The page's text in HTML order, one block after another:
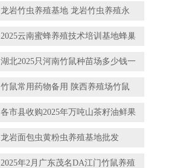
龙岩竹虫养殖基地 龙岩竹虫养殖永
2025云南蜜蜂养殖技术培训基地蜂巢
湖北2025只河南竹鼠种苗场多少钱一
竹鼠常用药物备用 陕西养殖场竹鼠
各市县收购2025年万吨山茶籽油鲜果
龙岩面包虫黄粉虫养殖基地批发
2025年2月广东茂名DA江门竹鼠养殖